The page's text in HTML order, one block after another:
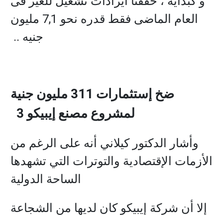
العام الماضى فقط قدره نحو 7,1 مليون
جنيه ..
ضخ إستثمارات 311 مليون جنية
لمشروع مصنع إيبيكو 3
وأشار الدكتور كيلاني أنه على الرغم من
الأزمات الإقتصادية والتوترات التي تشهدها
الساحة الدولية
إلا أن شركة إيبيكو كان لديها من الشجاعة